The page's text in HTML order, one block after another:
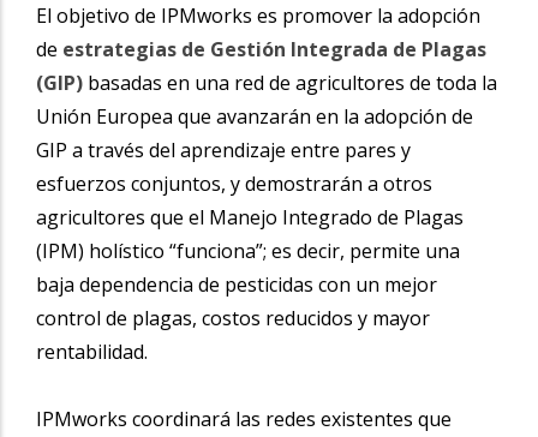
El objetivo de IPMworks es promover la adopción
de estrategias de Gestión Integrada de Plagas
(GIP) basadas en una red de agricultores de toda la
Unión Europea que avanzarán en la adopción de
GIP a través del aprendizaje entre pares y
esfuerzos conjuntos, y demostrarán a otros
agricultores que el Manejo Integrado de Plagas
(IPM) holístico “funciona”; es decir, permite una
baja dependencia de pesticidas con un mejor
control de plagas, costos reducidos y mayor
rentabilidad.
IPMworks coordinará las redes existentes que